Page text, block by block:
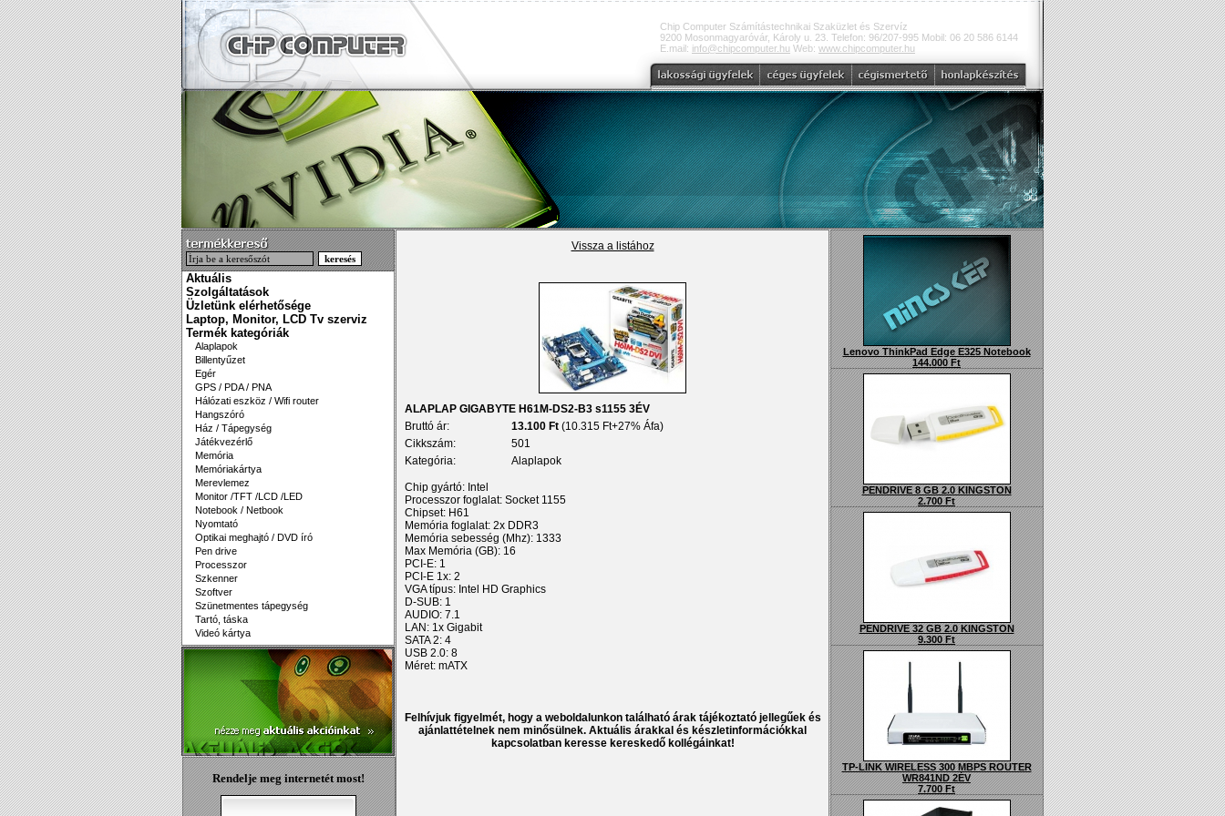
Chip Computer Számítástechnikai Szaküzlet és Szervíz
9200 Mosonmagyaróvár, Károly u. 23. Telefon: 96/207-995 Mobil: 06 20 586 6144
E.mail: info@chipcomputer.hu Web: www.chipcomputer.hu
Aktuális
Szolgáltatások
Üzletünk elérhetősége
Laptop, Monitor, LCD Tv szerviz
Termék kategóriák
Alaplapok
Billentyűzet
Egér
GPS / PDA / PNA
Hálózati eszköz / Wifi router
Hangszóró
Ház / Tápegység
Játékvezérlő
Memória
Memóriakártya
Merevlemez
Monitor /TFT /LCD /LED
Notebook / Netbook
Nyomtató
Optikai meghajtó / DVD író
Pen drive
Processzor
Szkenner
Szoftver
Szünetmentes tápegység
Tartó, táska
Videó kártya
Rendelje meg internetét most!
Vissza a listához
ALAPLAP GIGABYTE H61M-DS2-B3 s1155 3ÉV
Bruttó ár:
13.100 Ft (10.315 Ft+27% Áfa)
Cikkszám:
501
Kategória:
Alaplapok
Chip gyártó: Intel
Processzor foglalat: Socket 1155
Chipset: H61
Memória foglalat: 2x DDR3
Memória sebesség (Mhz): 1333
Max Memória (GB): 16
PCI-E: 1
PCI-E 1x: 2
VGA típus: Intel HD Graphics
D-SUB: 1
AUDIO: 7.1
LAN: 1x Gigabit
SATA 2: 4
USB 2.0: 8
Méret: mATX
Felhívjuk figyelmét, hogy a weboldalunkon található árak tájékoztató jellegűek és
ajánlattételnek nem minősülnek. Aktuális árakkal és készletinformációkkal
kapcsolatban keresse kereskedő kollégáinkat!
Lenovo ThinkPad Edge E325 Notebook
144.000 Ft
PENDRIVE 8 GB 2.0 KINGSTON
2.700 Ft
PENDRIVE 32 GB 2.0 KINGSTON
9.300 Ft
TP-LINK WIRELESS 300 MBPS ROUTER
WR841ND 2ÉV
7.700 Ft